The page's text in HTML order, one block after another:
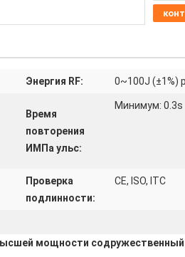
Энергия RF: 0~100J (±1%)
Время
повторения
ИМПа ульс:
Минимум: 0.3s
Проверка
подлинности:
CE, ISO, ITC
мощности содружественный